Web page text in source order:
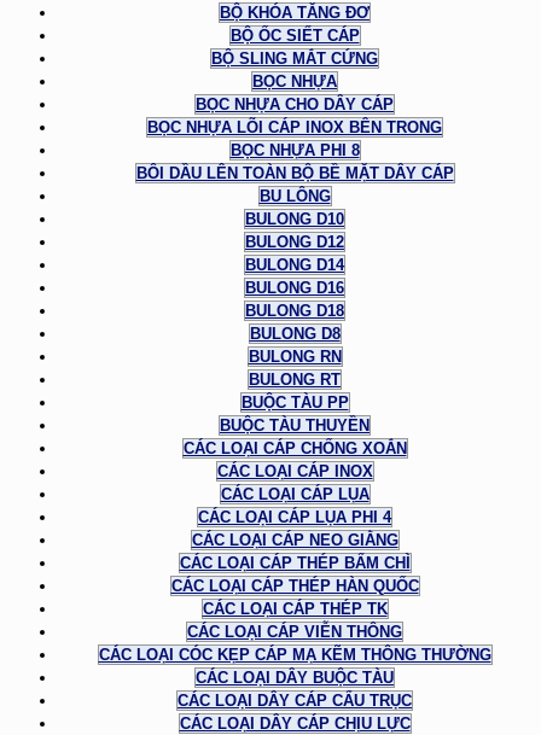
BỘ KHÓA TĂNG ĐƠ
BỘ ỐC SIẾT CÁP
BỘ SLING MẮT CỨNG
BỌC NHỰA
BỌC NHỰA CHO DÂY CÁP
BỌC NHỰA LÕI CÁP INOX BÊN TRONG
BỌC NHỰA PHI 8
BÔI DẦU LÊN TOÀN BỘ BỀ MẶT DÂY CÁP
BU LÔNG
BULONG D10
BULONG D12
BULONG D14
BULONG D16
BULONG D18
BULONG D8
BULONG RN
BULONG RT
BUỘC TÀU PP
BUỘC TÀU THUYỀN
CÁC LOẠI CÁP CHỐNG XOẮN
CÁC LOẠI CÁP INOX
CÁC LOẠI CÁP LỤA
CÁC LOẠI CÁP LỤA PHI 4
CÁC LOẠI CÁP NEO GIẰNG
CÁC LOẠI CÁP THÉP BẤM CHÌ
CÁC LOẠI CÁP THÉP HÀN QUỐC
CÁC LOẠI CÁP THÉP TK
CÁC LOẠI CÁP VIỄN THÔNG
CÁC LOẠI CÓC KẸP CÁP MẠ KẼM THÔNG THƯỜNG
CÁC LOẠI DÂY BUỘC TÀU
CÁC LOẠI DÂY CÁP CẨU TRỤC
CÁC LOẠI DÂY CÁP CHỊU LỰC